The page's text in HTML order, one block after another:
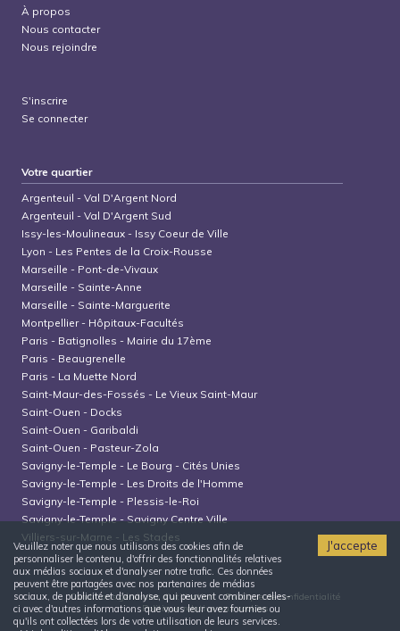
À propos
Nous contacter
Nous rejoindre
S'inscrire
Se connecter
Votre quartier
Argenteuil -Val D'Argent Nord
Argenteuil -Val D'Argent Sud
Issy-les-Moulineaux - Issy Coeur de Ville
Lyon - Les Pentes de la Croix-Rousse
Marseille - Pont-de-Vivaux
Marseille - Sainte-Anne
Marseille - Sainte-Marguerite
Montpellier- Hôpitaux-Facultés
Paris - Batignolles - Mairie du 17ème
Paris - Beaugrenelle
Paris - La Muette Nord
Saint-Maur-des-Fossés - Le Vieux Saint-Maur
Saint-Ouen - Docks
Saint-Ouen - Garibaldi
Saint-Ouen - Pasteur-Zola
Savigny-le-Temple - Le Bourg - Cités Unies
Savigny-le-Temple - Les Droits de l'Homme
Savigny-le-Temple - Plessis-le-Roi
Savigny-le-Temple-Savigny Centre Ville
Villiers-sur-Marne - Les Stades
Conditions générales d'utilisation
Politique de confidentialité
Politique relative aux cookies
Veuillez noter que nous utilisons des cookies afin de
personnaliser le contenu, d'offrir des fonctionnalités relatives
aux médias sociaux et d'analyser notre trafic. Ces données
peuvent être partagées avec nos partenaires de médias
sociaux, de publicité et d'analyse, qui peuvent combiner celles-
ci avec d'autres informations que vous leur avez fournies ou
qu'ils ont collectées lors de votre utilisation de leurs services.
J'accepte